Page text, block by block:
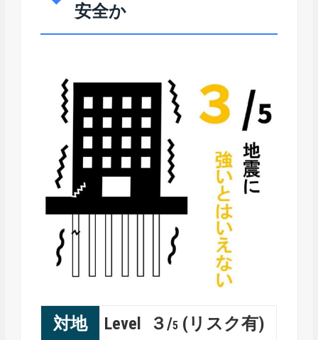
安全か
対地
Level ３/5 (リスク有)